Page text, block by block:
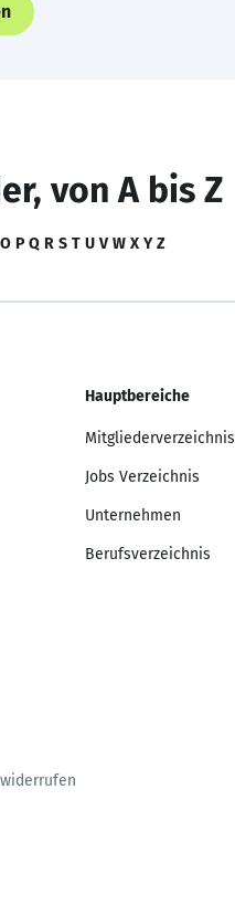
von A bis Z
O P Q R S T U V W X Y Z
Hauptbereiche
Mitgliederverzeichnis
Jobs Verzeichnis
Unternehmen
Berufsverzeichnis